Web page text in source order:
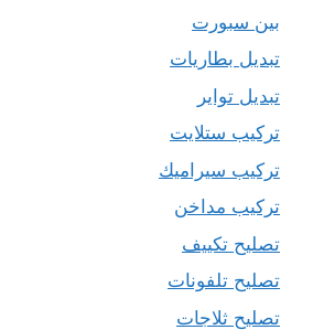
بين سبورت
تبديل بطاريات
تبديل تواير
تركيب ستلايت
تركيب سيراميك
تركيب مداخن
تصليح تكييف
تصليح تلفونات
تصليح ثلاجات